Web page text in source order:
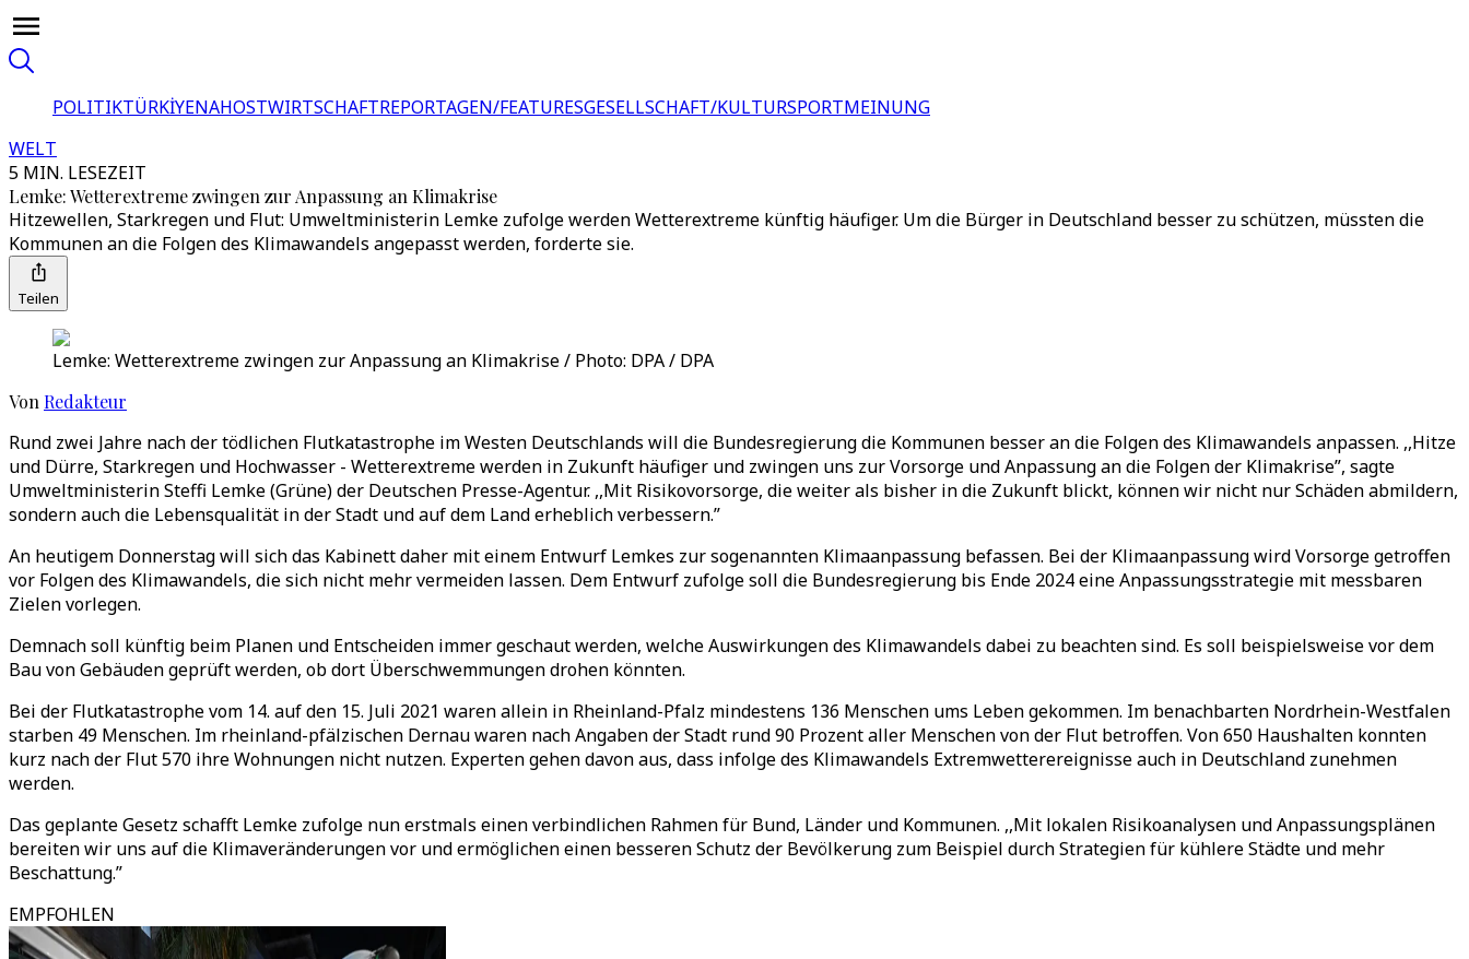
POLITIKTÜRKİYENAHOSTWIRTSCHAFTREPORTAGEN/FEATURESGESELLSCHAFT/KULTURSPORTMEINUNG
WELT
5 MIN. LESEZEIT
Lemke: Wetterextreme zwingen zur Anpassung an Klimakrise
Hitzewellen, Starkregen und Flut: Umweltministerin Lemke zufolge werden Wetterextreme künftig häufiger. Um die Bürger in Deutschland besser zu schützen, müssten die
Kommunen an die Folgen des Klimawandels angepasst werden, forderte sie.
Teilen
Lemke: Wetterextreme zwingen zur Anpassung an Klimakrise / Photo: DPA / DPA
Von Redakteur
Rund zwei Jahre nach der tödlichen Flutkatastrophe im Westen Deutschlands will die Bundesregierung die Kommunen besser an die Folgen des Klimawandels anpassen. ,,Hitze
und Dürre, Starkregen und Hochwasser - Wetterextreme werden in Zukunft häufiger und zwingen uns zur Vorsorge und Anpassung an die Folgen der Klimakrise”, sagte
Umweltministerin Steffi Lemke (Grüne) der Deutschen Presse-Agentur. ,,Mit Risikovorsorge, die weiter als bisher in die Zukunft blickt, können wir nicht nur Schäden abmildern,
sondern auch die Lebensqualität in der Stadt und auf dem Land erheblich verbessern.”
An heutigem Donnerstag will sich das Kabinett daher mit einem Entwurf Lemkes zur sogenannten Klimaanpassung befassen. Bei der Klimaanpassung wird Vorsorge getroffen
vor Folgen des Klimawandels, die sich nicht mehr vermeiden lassen. Dem Entwurf zufolge soll die Bundesregierung bis Ende 2024 eine Anpassungsstrategie mit messbaren
Zielen vorlegen.
Demnach soll künftig beim Planen und Entscheiden immer geschaut werden, welche Auswirkungen des Klimawandels dabei zu beachten sind. Es soll beispielsweise vor dem
Bau von Gebäuden geprüft werden, ob dort Überschwemmungen drohen könnten.
Bei der Flutkatastrophe vom 14. auf den 15. Juli 2021 waren allein in Rheinland-Pfalz mindestens 136 Menschen ums Leben gekommen. Im benachbarten Nordrhein-Westfalen
starben 49 Menschen. Im rheinland-pfälzischen Dernau waren nach Angaben der Stadt rund 90 Prozent aller Menschen von der Flut betroffen. Von 650 Haushalten konnten
kurz nach der Flut 570 ihre Wohnungen nicht nutzen. Experten gehen davon aus, dass infolge des Klimawandels Extremwetterereignisse auch in Deutschland zunehmen
werden.
Das geplante Gesetz schafft Lemke zufolge nun erstmals einen verbindlichen Rahmen für Bund, Länder und Kommunen. ,,Mit lokalen Risikoanalysen und Anpassungsplänen
bereiten wir uns auf die Klimaveränderungen vor und ermöglichen einen besseren Schutz der Bevölkerung zum Beispiel durch Strategien für kühlere Städte und mehr
Beschattung.”
EMPFOHLEN